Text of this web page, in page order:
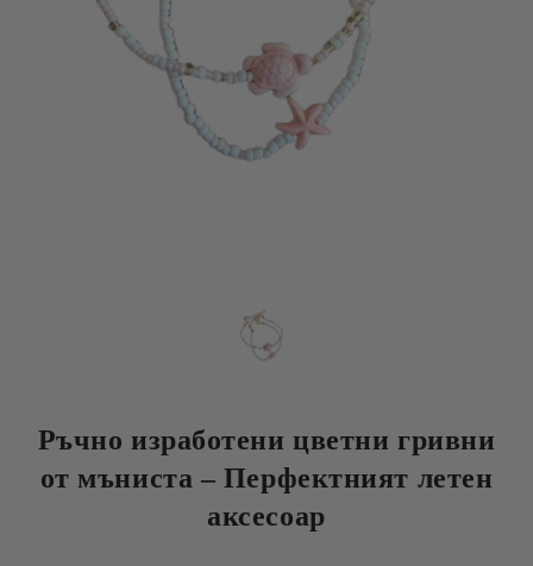
Ръчно изработени цветни гривни
от мъниста – Перфектният летен
аксесоар